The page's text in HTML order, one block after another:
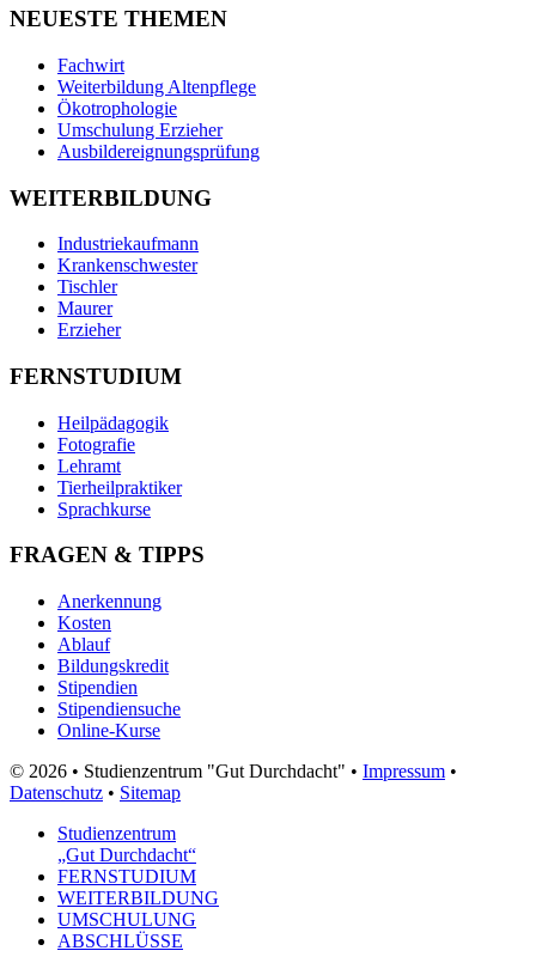
NEUESTE THEMEN
Fachwirt
Weiterbildung Altenpflege
Ökotrophologie
Umschulung Erzieher
Ausbildereignungsprüfung
WEITERBILDUNG
Industriekaufmann
Krankenschwester
Tischler
Maurer
Erzieher
FERNSTUDIUM
Heilpädagogik
Fotografie
Lehramt
Tierheilpraktiker
Sprachkurse
FRAGEN & TIPPS
Anerkennung
Kosten
Ablauf
Bildungskredit
Stipendien
Stipendiensuche
Online-Kurse
© 2026 • Studienzentrum "Gut Durchdacht" • Impressum •
Datenschutz • Sitemap
Studienzentrum
„Gut Durchdacht“
FERNSTUDIUM
WEITERBILDUNG
UMSCHULUNG
ABSCHLÜSSE